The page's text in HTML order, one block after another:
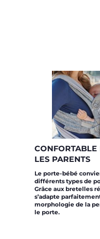
CONFORTABLE
LES PARENTS
Le porte-bébé
différents types de
Grâce aux bretelles
s’adapte
morphologie de la
le porte.